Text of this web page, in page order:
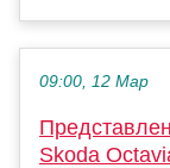
09:00, 12 Мар
Skoda